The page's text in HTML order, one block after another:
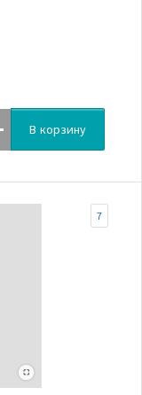
В корзину
7